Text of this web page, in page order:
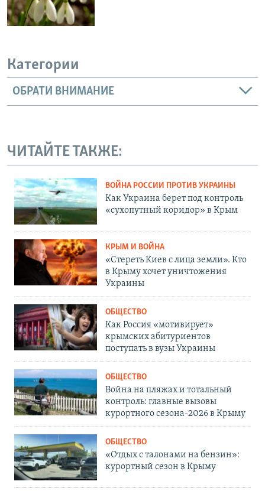
Категории
ОБРАТИ ВНИМАНИЕ
ЧИТАЙТЕ ТАКЖЕ:
ВОЙНА РОССИИ ПРОТИВ УКРАИНЫ
Как Украина берет под контроль
«сухопутный коридор» в Крым
КРЫМ И ВОЙНА
«Стереть Киев с лица земли». Кто
в Крыму хочет уничтожения
Украины
ОБЩЕСТВО
Как Россия «мотивирует»
крымских абитуриентов
поступать в вузы Украины
ОБЩЕСТВО
Война на пляжах и тотальный
контроль: главные вызовы
курортного сезона-2026 в Крыму
ОБЩЕСТВО
«Отдых с талонами на бензин»:
курортный сезон в Крыму